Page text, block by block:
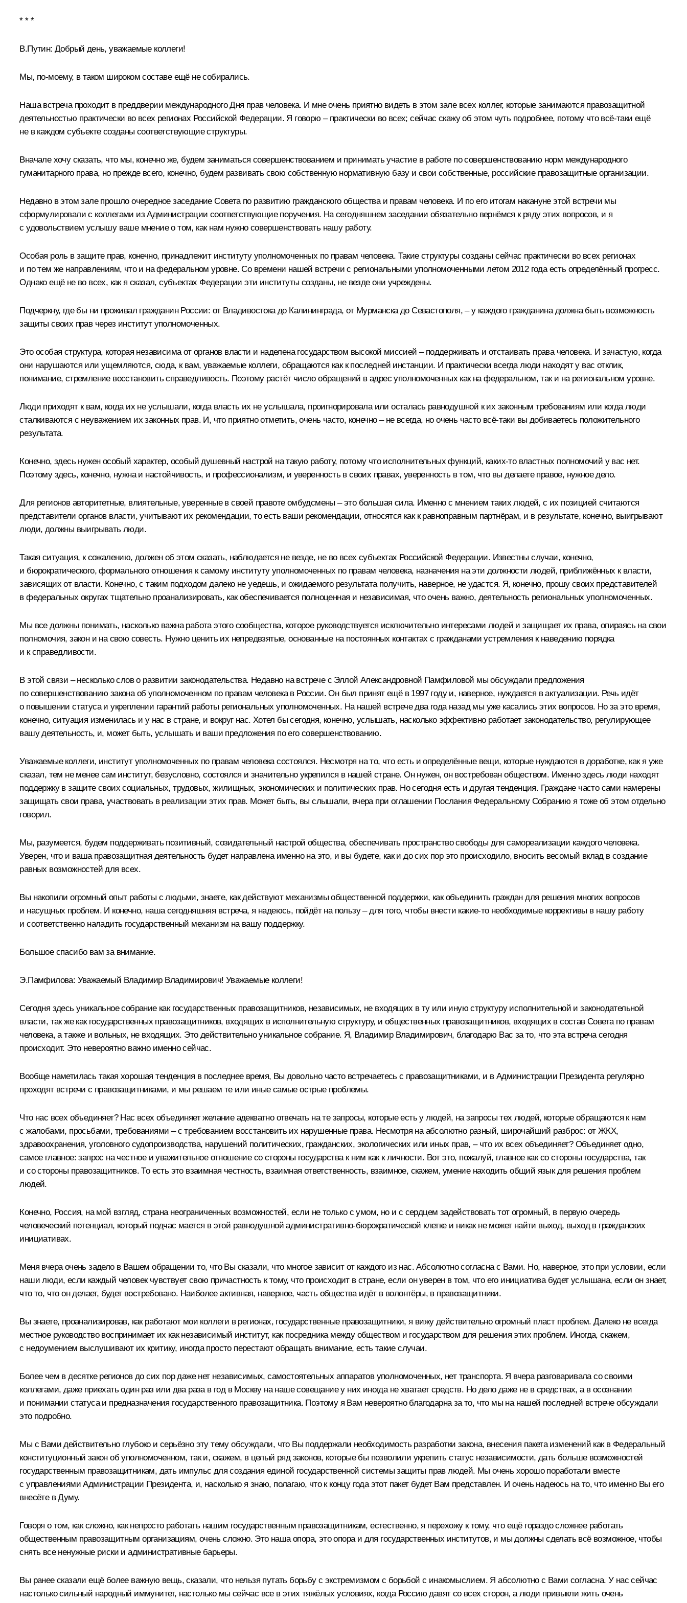
* * *
В.Путин: Добрый день, уважаемые коллеги!
Мы, по‑моему, в таком широком составе ещё не собирались.
Наша встреча проходит в преддверии международного Дня прав человека. И мне очень приятно видеть в этом зале всех коллег, которые занимаются правозащитной
деятельностью практически во всех регионах Российской Федерации. Я говорю – практически во всех; сейчас скажу об этом чуть подробнее, потому что всё‑таки ещё
не в каждом субъекте созданы соответствующие структуры.
Вначале хочу сказать, что мы, конечно же, будем заниматься совершенствованием и принимать участие в работе по совершенствованию норм международного
гуманитарного права, но прежде всего, конечно, будем развивать свою собственную нормативную базу и свои собственные, российские правозащитные организации.
Недавно в этом зале прошло очередное заседание Совета по развитию гражданского общества и правам человека. И по его итогам накануне этой встречи мы
сформулировали с коллегами из Администрации соответствующие поручения. На сегодняшнем заседании обязательно вернёмся к ряду этих вопросов, и я
с удовольствием услышу ваше мнение о том, как нам нужно совершенствовать нашу работу.
Особая роль в защите прав, конечно, принадлежит институту уполномоченных по правам человека. Такие структуры созданы сейчас практически во всех регионах
и по тем же направлениям, что и на федеральном уровне. Со времени нашей встречи с региональными уполномоченными летом 2012 года есть определённый прогресс.
Однако ещё не во всех, как я сказал, субъектах Федерации эти институты созданы, не везде они учреждены.
Подчеркну, где бы ни проживал гражданин России: от Владивостока до Калининграда, от Мурманска до Севастополя, – у каждого гражданина должна быть возможность
защиты своих прав через институт уполномоченных.
Это особая структура, которая независима от органов власти и наделена государством высокой миссией – поддерживать и отстаивать права человека. И зачастую, когда
они нарушаются или ущемляются, сюда, к вам, уважаемые коллеги, обращаются как к последней инстанции. И практически всегда люди находят у вас отклик,
понимание, стремление восстановить справедливость. Поэтому растёт число обращений в адрес уполномоченных как на федеральном, так и на региональном уровне.
Люди приходят к вам, когда их не услышали, когда власть их не услышала, проигнорировала или осталась равнодушной к их законным требованиям или когда люди
сталкиваются с неуважением их законных прав. И, что приятно отметить, очень часто, конечно – не всегда, но очень часто всё‑таки вы добиваетесь положительного
результата.
Конечно, здесь нужен особый характер, особый душевный настрой на такую работу, потому что исполнительных функций, каких‑то властных полномочий у вас нет.
Поэтому здесь, конечно, нужна и настойчивость, и профессионализм, и уверенность в своих правах, уверенность в том, что вы делаете правое, нужное дело.
Для регионов авторитетные, влиятельные, уверенные в своей правоте омбудсмены – это большая сила. Именно с мнением таких людей, с их позицией считаются
представители органов власти, учитывают их рекомендации, то есть ваши рекомендации, относятся как к равноправным партнёрам, и в результате, конечно, выигрывают
люди, должны выигрывать люди.
Такая ситуация, к сожалению, должен об этом сказать, наблюдается не везде, не во всех субъектах Российской Федерации. Известны случаи, конечно,
и бюрократического, формального отношения к самому институту уполномоченных по правам человека, назначения на эти должности людей, приближённых к власти,
зависящих от власти. Конечно, с таким подходом далеко не уедешь, и ожидаемого результата получить, наверное, не удастся. Я, конечно, прошу своих представителей
в федеральных округах тщательно проанализировать, как обеспечивается полноценная и независимая, что очень важно, деятельность региональных уполномоченных.
Мы все должны понимать, насколько важна работа этого сообщества, которое руководствуется исключительно интересами людей и защищает их права, опираясь на свои
полномочия, закон и на свою совесть. Нужно ценить их непредвзятые, основанные на постоянных контактах с гражданами устремления к наведению порядка
и к справедливости.
В этой связи – несколько слов о развитии законодательства. Недавно на встрече с Эллой Александровной Памфиловой мы обсуждали предложения
по совершенствованию закона об уполномоченном по правам человека в России. Он был принят ещё в 1997 году и, наверное, нуждается в актуализации. Речь идёт
о повышении статуса и укреплении гарантий работы региональных уполномоченных. На нашей встрече два года назад мы уже касались этих вопросов. Но за это время,
конечно, ситуация изменилась и у нас в стране, и вокруг нас. Хотел бы сегодня, конечно, услышать, насколько эффективно работает законодательство, регулирующее
вашу деятельность, и, может быть, услышать и ваши предложения по его совершенствованию.
Уважаемые коллеги, институт уполномоченных по правам человека состоялся. Несмотря на то, что есть и определённые вещи, которые нуждаются в доработке, как я уже
сказал, тем не менее сам институт, безусловно, состоялся и значительно укрепился в нашей стране. Он нужен, он востребован обществом. Именно здесь люди находят
поддержку в защите своих социальных, трудовых, жилищных, экономических и политических прав. Но сегодня есть и другая тенденция. Граждане часто сами намерены
защищать свои права, участвовать в реализации этих прав. Может быть, вы слышали, вчера при оглашении Послания Федеральному Собранию я тоже об этом отдельно
говорил.
Мы, разумеется, будем поддерживать позитивный, созидательный настрой общества, обеспечивать пространство свободы для самореализации каждого человека.
Уверен, что и ваша правозащитная деятельность будет направлена именно на это, и вы будете, как и до сих пор это происходило, вносить весомый вклад в создание
равных возможностей для всех.
Вы накопили огромный опыт работы с людьми, знаете, как действуют механизмы общественной поддержки, как объединить граждан для решения многих вопросов
и насущных проблем. И конечно, наша сегодняшняя встреча, я надеюсь, пойдёт на пользу – для того, чтобы внести какие‑то необходимые коррективы в нашу работу
и соответственно наладить государственный механизм на вашу поддержку.
Большое спасибо вам за внимание.
Э.Памфилова: Уважаемый Владимир Владимирович! Уважаемые коллеги!
Сегодня здесь уникальное собрание как государственных правозащитников, независимых, не входящих в ту или иную структуру исполнительной и законодательной
власти, так же как государственных правозащитников, входящих в исполнительную структуру, и общественных правозащитников, входящих в состав Совета по правам
человека, а также и вольных, не входящих. Это действительно уникальное собрание. Я, Владимир Владимирович, благодарю Вас за то, что эта встреча сегодня
происходит. Это невероятно важно именно сейчас.
Вообще наметилась такая хорошая тенденция в последнее время, Вы довольно часто встречаетесь с правозащитниками, и в Администрации Президента регулярно
проходят встречи с правозащитниками, и мы решаем те или иные самые острые проблемы.
Что нас всех объединяет? Нас всех объединяет желание адекватно отвечать на те запросы, которые есть у людей, на запросы тех людей, которые обращаются к нам
с жалобами, просьбами, требованиями – с требованием восстановить их нарушенные права. Несмотря на абсолютно разный, широчайший разброс: от ЖКХ,
здравоохранения, уголовного судопроизводства, нарушений политических, гражданских, экологических или иных прав, – что их всех объединяет? Объединяет одно,
самое главное: запрос на честное и уважительное отношение со стороны государства к ним как к личности. Вот это, пожалуй, главное как со стороны государства, так
и со стороны правозащитников. То есть это взаимная честность, взаимная ответственность, взаимное, скажем, умение находить общий язык для решения проблем
людей.
Конечно, Россия, на мой взгляд, страна неограниченных возможностей, если не только с умом, но и с сердцем задействовать тот огромный, в первую очередь
человеческий потенциал, который подчас мается в этой равнодушной административно-бюрократической клетке и никак не может найти выход, выход в гражданских
инициативах.
Меня вчера очень задело в Вашем обращении то, что Вы сказали, что многое зависит от каждого из нас. Абсолютно согласна с Вами. Но, наверное, это при условии, если
наши люди, если каждый человек чувствует свою причастность к тому, что происходит в стране, если он уверен в том, что его инициатива будет услышана, если он знает,
что то, что он делает, будет востребовано. Наиболее активная, наверное, часть общества идёт в волонтёры, в правозащитники.
Вы знаете, проанализировав, как работают мои коллеги в регионах, государственные правозащитники, я вижу действительно огромный пласт проблем. Далеко не всегда
местное руководство воспринимает их как независимый институт, как посредника между обществом и государством для решения этих проблем. Иногда, скажем,
с недоумением выслушивают их критику, иногда просто перестают обращать внимание, есть такие случаи.
Более чем в десятке регионов до сих пор даже нет независимых, самостоятельных аппаратов уполномоченных, нет транспорта. Я вчера разговаривала со своими
коллегами, даже приехать один раз или два раза в год в Москву на наше совещание у них иногда не хватает средств. Но дело даже не в средствах, а в осознании
и понимании статуса и предназначения государственного правозащитника. Поэтому я Вам невероятно благодарна за то, что мы на нашей последней встрече обсуждали
это подробно.
Мы с Вами действительно глубоко и серьёзно эту тему обсуждали, что Вы поддержали необходимость разработки закона, внесения пакета изменений как в Федеральный
конституционный закон об уполномоченном, так и, скажем, в целый ряд законов, которые бы позволили укрепить статус независимости, дать больше возможностей
государственным правозащитникам, дать импульс для создания единой государственной системы защиты прав людей. Мы очень хорошо поработали вместе
с управлениями Администрации Президента, и, насколько я знаю, полагаю, что к концу года этот пакет будет Вам представлен. И очень надеюсь на то, что именно Вы его
внесёте в Думу.
Говоря о том, как сложно, как непросто работать нашим государственным правозащитникам, естественно, я перехожу к тому, что ещё гораздо сложнее работать
общественным правозащитным организациям, очень сложно. Это наша опора, это опора и для государственных институтов, и мы должны сделать всё возможное, чтобы
снять все ненужные риски и административные барьеры.
Вы ранее сказали ещё более важную вещь, сказали, что нельзя путать борьбу с экстремизмом с борьбой с инакомыслием. Я абсолютно с Вами согласна. У нас сейчас
настолько сильный народный иммунитет, настолько мы сейчас все в этих тяжёлых условиях, когда Россию давят со всех сторон, а люди привыкли жить очень